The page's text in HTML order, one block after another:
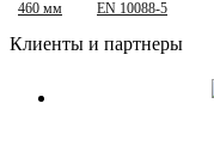
460 мм EN 10088-5
Клиенты и партнеры